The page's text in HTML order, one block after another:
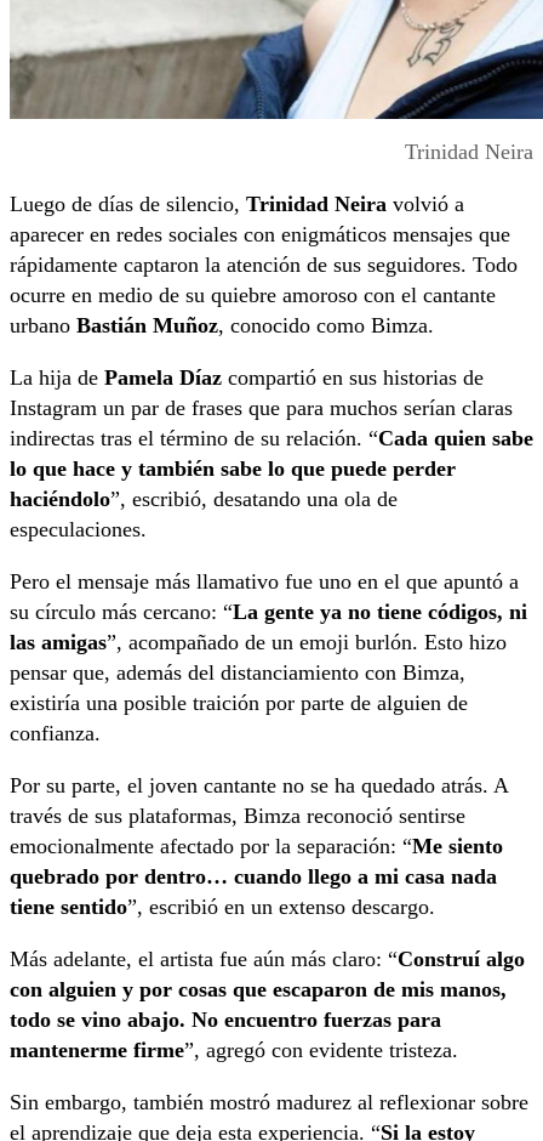
Trinidad Neira
Luego de días de silencio, Trinidad Neira volvió a
aparecer en redes sociales con enigmáticos mensajes que
rápidamente captaron la atención de sus seguidores. Todo
ocurre en medio de su quiebre amoroso con el cantante
urbano Bastián Muñoz, conocido como Bimza.
La hija de Pamela Díaz compartió en sus historias de
Instagram un par de frases que para muchos serían claras
indirectas tras el término de su relación. “Cada quien sabe
lo que hace y también sabe lo que puede perder
haciéndolo”, escribió, desatando una ola de
especulaciones.
Pero el mensaje más llamativo fue uno en el que apuntó a
su círculo más cercano: “La gente ya no tiene códigos, ni
las amigas”, acompañado de un emoji burlón. Esto hizo
pensar que, además del distanciamiento con Bimza,
existiría una posible traición por parte de alguien de
confianza.
Por su parte, el joven cantante no se ha quedado atrás. A
través de sus plataformas, Bimza reconoció sentirse
emocionalmente afectado por la separación: “Me siento
quebrado por dentro… cuando llego a mi casa nada
tiene sentido”, escribió en un extenso descargo.
Más adelante, el artista fue aún más claro: “Construí algo
con alguien y por cosas que escaparon de mis manos,
todo se vino abajo. No encuentro fuerzas para
mantenerme firme”, agregó con evidente tristeza.
Sin embargo, también mostró madurez al reflexionar sobre
el aprendizaje que deja esta experiencia. “Si la estoy